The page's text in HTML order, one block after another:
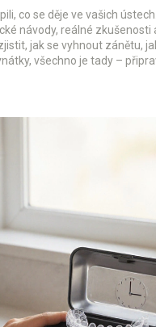
co se děje ve vašich
návody, reálné
jak se vyhnout zánětu,
všechno je tady –